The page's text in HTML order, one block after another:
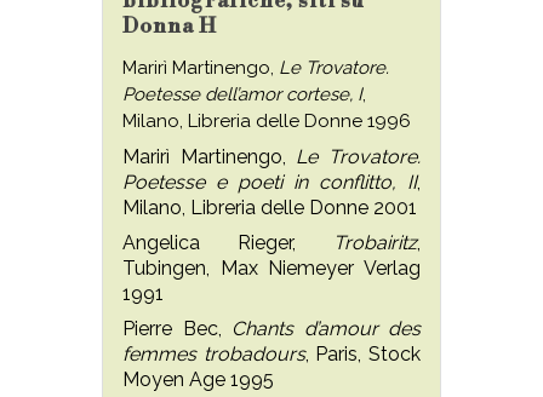
Donna H
Marirì Martinengo, Le Trovatore.
Poetesse dell’amor cortese, I,
Milano, Libreria delle Donne 1996
Marirì Martinengo, Le Trovatore.
Poetesse e poeti in conflitto, II,
Milano, Libreria delle Donne 2001
Angelica Rieger,
Trobairitz,
Tubingen, Max Niemeyer Verlag
1991
Pierre Bec,
Chants d’amour des
femmes trobadours, Paris, Stock
Moyen Age 1995